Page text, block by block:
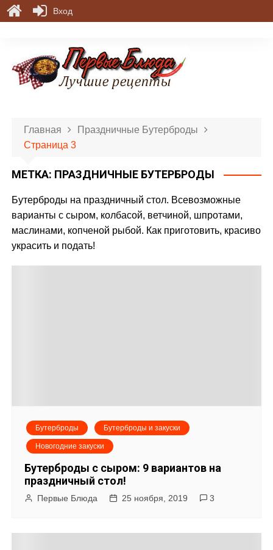
Главная
Праздничные Бутерброды
Страница 3
МЕТКА: ПРАЗДНИЧНЫЕ БУТЕРБРОДЫ
Бутерброды на праздничный стол. Всевозможные
варианты с сыром, колбасой, ветчиной, шпротами,
маслинами, копченой рыбой. Как приготовить, красиво
украсить и подать!
Бутерброды Бутерброды и закуски
Новогодние закуски
Бутерброды с сыром: 9 вариантов на
праздничный стол!
Первые Блюда 25 ноября, 2019 3
Вход